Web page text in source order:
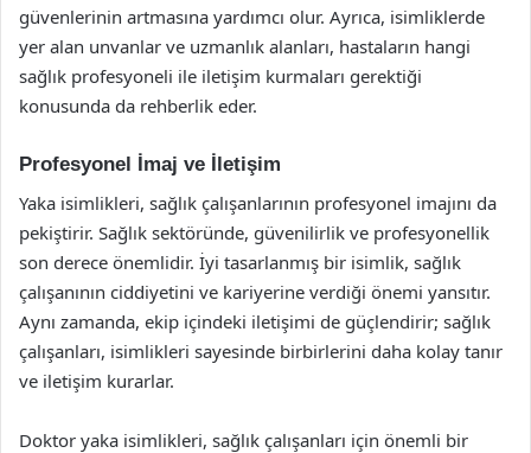
güvenlerinin artmasına yardımcı olur. Ayrıca, isimliklerde
yer alan unvanlar ve uzmanlık alanları, hastaların hangi
sağlık profesyoneli ile iletişim kurmaları gerektiği
konusunda da rehberlik eder.
Profesyonel İmaj ve İletişim
Yaka isimlikleri, sağlık çalışanlarının profesyonel imajını da
pekiştirir. Sağlık sektöründe, güvenilirlik ve profesyonellik
son derece önemlidir. İyi tasarlanmış bir isimlik, sağlık
çalışanının ciddiyetini ve kariyerine verdiği önemi yansıtır.
Aynı zamanda, ekip içindeki iletişimi de güçlendirir; sağlık
çalışanları, isimlikleri sayesinde birbirlerini daha kolay tanır
ve iletişim kurarlar.
Doktor yaka isimlikleri, sağlık çalışanları için önemli bir